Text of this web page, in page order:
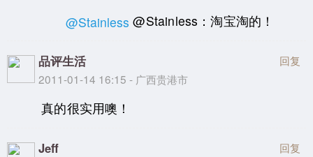
@Stainless @Stainless：淘宝淘的！
品评生活
2011-01-14 16:15 - 广西贵港市
回复
真的很实用噢！
Jeff 回复